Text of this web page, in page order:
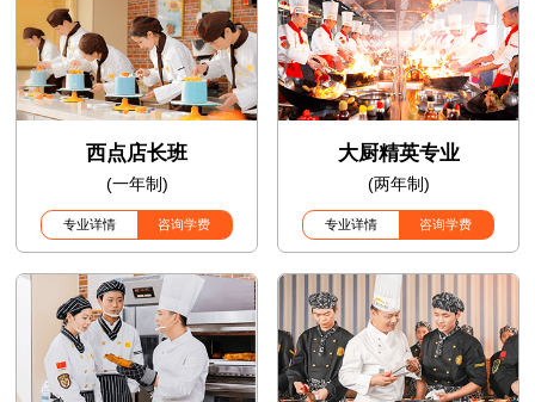
西点店长班
(一年制)
专业详情 咨询学费
大厨精英专业
(两年制)
专业详情 咨询学费